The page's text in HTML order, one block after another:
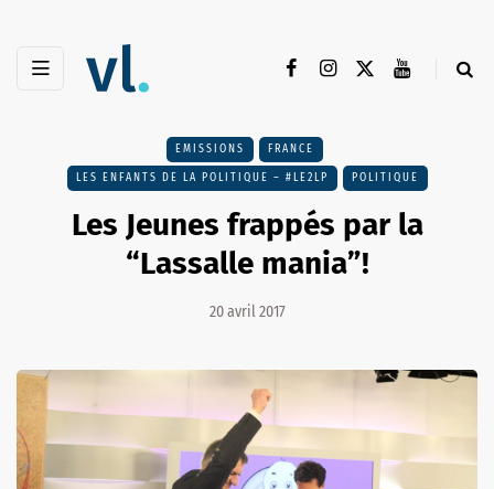
EMISSIONS FRANCE
LES ENFANTS DE LA POLITIQUE – #LE2LP POLITIQUE
Les Jeunes frappés par la
“Lassalle mania”!
20 avril 2017